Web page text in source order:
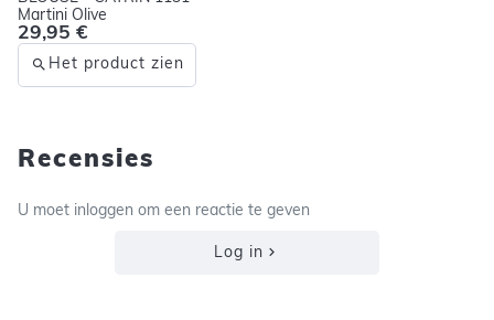
Martini Olive
29,95 €
Het product zien
Recensies
U moet inloggen om een reactie te geven
Log in